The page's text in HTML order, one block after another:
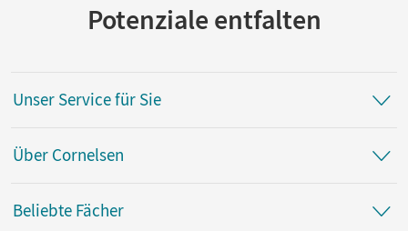
Potenziale entfalten
Unser Service für Sie
Über Cornelsen
Beliebte Fächer